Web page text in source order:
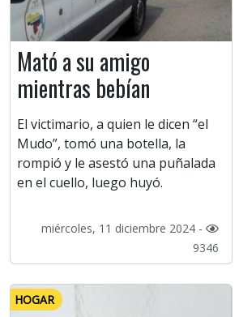
Mató a su amigo
mientras bebían
El victimario, a quien le dicen “el
Mudo”, tomó una botella, la
rompió y le asestó una puñalada
en el cuello, luego huyó.
miércoles, 11 diciembre 2024 -
9346
HOGAR